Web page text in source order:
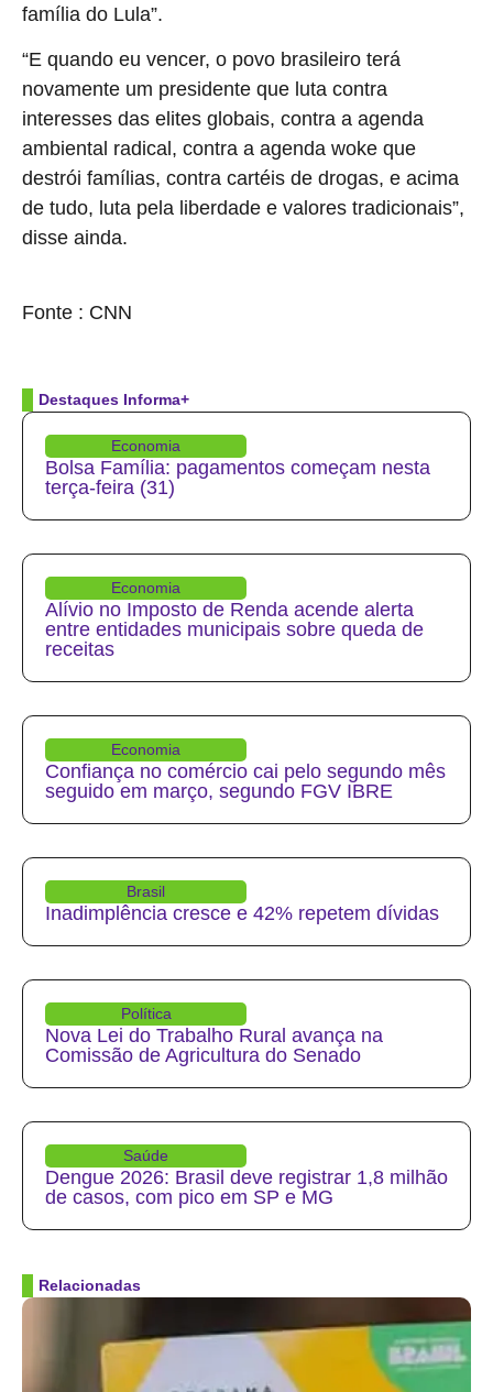
família do Lula”.
“E quando eu vencer, o povo brasileiro terá
novamente um presidente que luta contra
interesses das elites globais, contra a agenda
ambiental radical, contra a agenda woke que
destrói famílias, contra cartéis de drogas, e acima
de tudo, luta pela liberdade e valores tradicionais”,
disse ainda.
Fonte : CNN
Destaques Informa+
Economia
Bolsa Família: pagamentos começam nesta
terça-feira (31)
Economia
Alívio no Imposto de Renda acende alerta
entre entidades municipais sobre queda de
receitas
Economia
Confiança no comércio cai pelo segundo mês
seguido em março, segundo FGV IBRE
Brasil
Inadimplência cresce e 42% repetem dívidas
Política
Nova Lei do Trabalho Rural avança na
Comissão de Agricultura do Senado
Saúde
Dengue 2026: Brasil deve registrar 1,8 milhão
de casos, com pico em SP e MG
Relacionadas